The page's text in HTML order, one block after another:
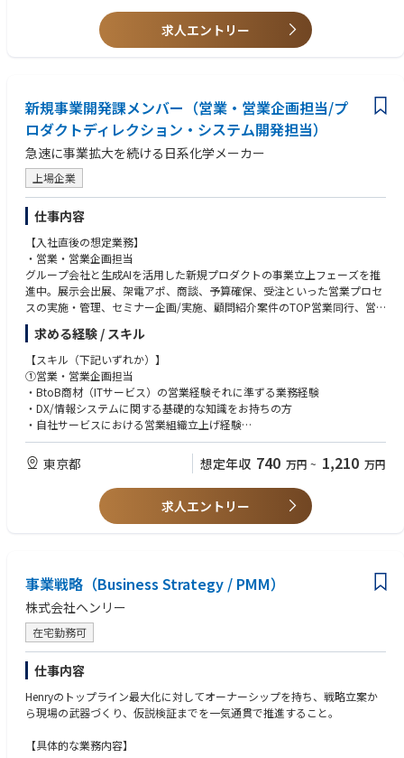
■JERA Crossの4つのバリューは、単なる理念ではなく「どう行動する
◆Why Join Us?◆
戦略コンサルから再エネ開発まで、エネルギー×デジタル×課題解決を横
断する成長フィールドがあります。
日本発の 24/7 CFE（Carbon-Free Energy）実装をリードする最前線で、
テイラーメードなコンサルテーションが可能です。
難易度の高いエネルギー×デジタル×課題解決を、国内最大級のバックグ
ラウンドとスタートアップ/ベンチャーのスピード感で実現可能です。
◆実績事例◆
東宝株式会社様
映像制作の CO₂ 削減ロードマップ策定と 24/7 CFE 電源導入を支援。
https://www.jera.co.jp/news/information/20241129_2071
ヤマトホールディングス様
https://www.jera.co.jp/news/information/20250108_2103
～パートナーエコシステム～
ウエスト HD と太陽光 PPA、Power X と蓄電池を共同推進するなど、スタ
ートアップから地域企業まで多彩なプレイヤーと連携し、脱炭素社会の実
装を加速しています。
求人エントリー
新規事業開発課メンバー（営業・営業企画担当/プ
ロダクトディレクション・システム開発担当）
急速に事業拡大を続ける日系化学メーカー
上場企業
仕事内容
【入社直後の想定業務】
・営業・営業企画担当
グループ会社と生成AIを活用した新規プロダクトの事業立上フェーズを推
進中。展示会出展、架電アポ、商談、予算確保、受注といった営業プロセ
スの実施・管理、セミナー企画/実施、顧問紹介案件のTOP営業同行、営
業プロセスに合わせたCRM/SFAの要求定義など、営業活動全般をハンズオ
ンで実行する役割を担って頂きます。
・プロダクトディレクション・システム開発担当
グループ会社であるファンリードと生成AIを活用した新規プロダクトの事
業立上げのためのプロダクトの機能企画、デザインディレクション、シス
テム開発管理等を中心に活動しています。
求める経験 / スキル
【スキル（下記いずれか）】
①営業・営業企画担当
・BtoB商材（ITサービス）の営業経験それに準ずる業務経験
・DX/情報システムに関する基礎的な知識をお持ちの方
・自社サービスにおける営業組織立上げ経験
・営業プロセスの設計/管理をしていた経験・新規事業立上を主体的に実
施した経験がある方
②プロダクトディレクション・システム開発担当
・SaaSプロダクトの要求整理、予算、開発部隊（内製/ベンダー何れでも
可）の事業運営経験をしている事
・担当領域に縛られず、プロジェクトを推進するオーナーシップが取れる
事
・他部門、グループ会社、協力会社とのコミュニケーションを円滑に進行
できる事
東京都 想定年収 740 万円 ~ 1,210 万円
求人エントリー
事業戦略（Business Strategy / PMM）
株式会社ヘンリー
在宅勤務可
仕事内容
Henryのトップライン最大化に対してオーナーシップを持ち、戦略立案か
ら現場の武器づくり、仮説検証までを一気通貫で推進すること。
【具体的な業務内容】